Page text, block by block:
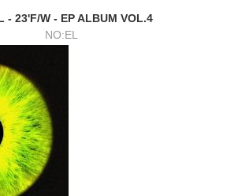
- 23'F/W - EP ALBUM VOL.4
NO:EL